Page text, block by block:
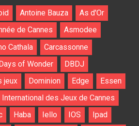
Antoine Bauza
As d'Or
de Cannes
Asmodee
Cathala
Carcassonne
of Wonder
DBDJ
jeux
Dominion Edge
Essen
des Jeux de Cannes
Haba Iello IOS Ipad